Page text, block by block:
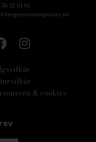
56 12 61 61
& cookies